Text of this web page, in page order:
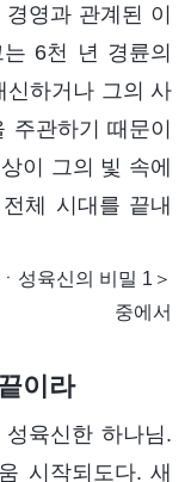
영과 관계된 이
6천 년 경륜의
신하거나 그의 사
주관하기 때문이
이 그의 빛 속에
체 시대를 끝내
성육신의 비밀 1＞
중에서
이라
육신한 하나님.
시작되도다. 새